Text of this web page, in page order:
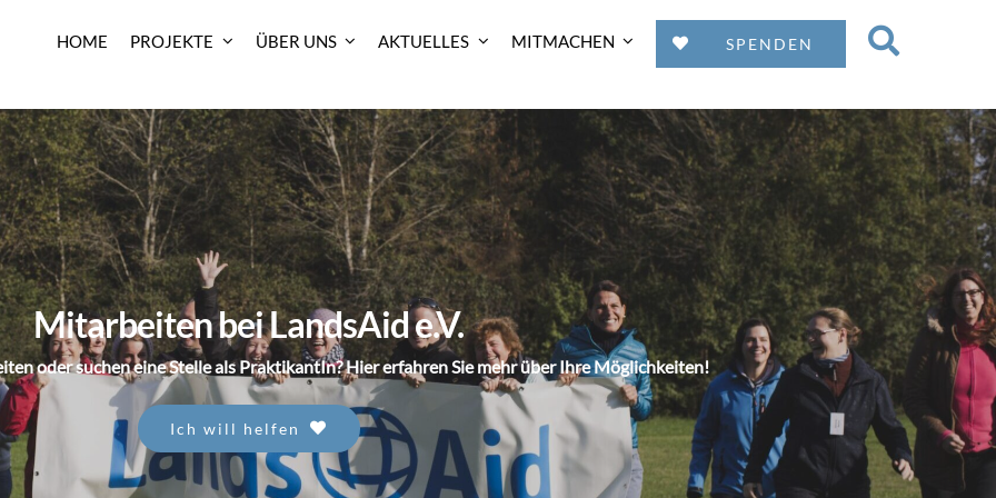
HOME PROJEKTE ÜBER UNS AKTUELLES MITMACHEN SPENDEN
Mitarbeiten bei LandsAid e.V.
oder suchen eine Stelle als PraktikantIn? Hier erfahren Sie mehr über Ihre Möglichkeiten!
Ich will helfen